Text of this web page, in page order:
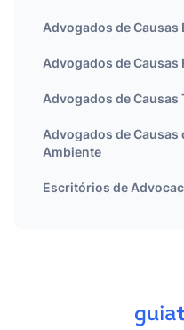
Advogados de Causas
Advogados de Causas
Advogados de Causas
Advogados de Causas
Ambiente
Escritórios de